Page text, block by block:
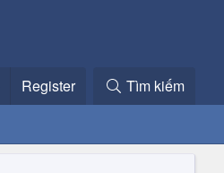
Register Tìm kiếm